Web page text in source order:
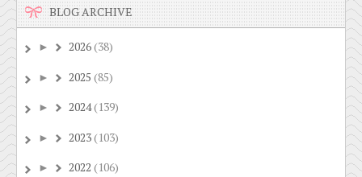
BLOG ARCHIVE
► 2026(38)
► 2025 (85)
► 2024(139)
► 2023(103)
► 2022 (106)